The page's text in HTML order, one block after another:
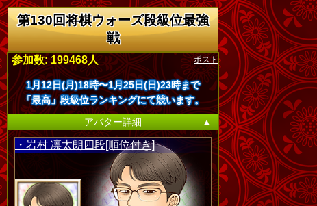
第130回将棋ウォーズ段級位最強
戦
ポスト
参加数: 199468人
1月12日(月)18時〜1月25日(日)23時まで
「最高」段級位ランキングにて競います。
アバター詳細
▲
・岩村 凛太朗四段[順位付き]